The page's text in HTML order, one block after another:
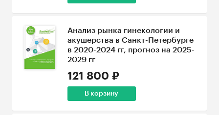
Анализ рынка гинекологии и
акушерства в Санкт-Петербурге
в 2020-2024 гг, прогноз на 2025-
2029 гг
121 800 ₽
В корзину